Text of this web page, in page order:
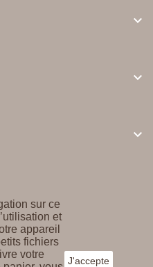



sur ce
et
appareil
fichiers
votre
J'accepte
©